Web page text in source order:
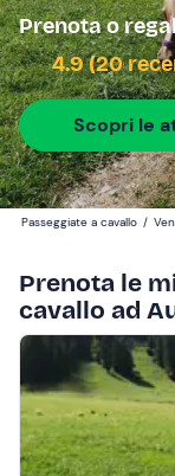
Prenota o
4.9 (20
Scopri le
Passeggiate a cavallo /
Prenota le
cavallo ad